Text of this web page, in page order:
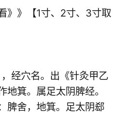
》》【1寸、2寸、3寸取
经穴名。出《针灸甲乙
箕。属足太阴脾经。
脾舍，地箕。足太阴郄